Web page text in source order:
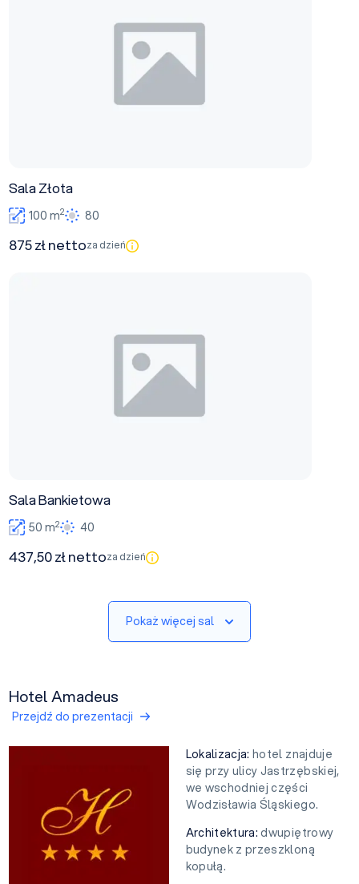
Sala Złota
100 m2 80
875 zł nettoza dzień
Sala Bankietowa
50 m2 40
437,50 zł nettoza dzień
Pokaż więcej sal
Hotel Amadeus
Przejdź do prezentacji
Lokalizacja: hotel znajduje
się przy ulicy Jastrzębskiej,
we wschodniej części
Wodzisławia Śląskiego.
Architektura: dwupiętrowy
budynek z przeszkloną
kopułą.